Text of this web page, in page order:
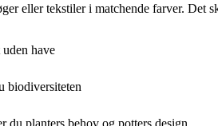
eller tekstiler i matchende farver.
have
biodiversiteten
du planters behov og potters design